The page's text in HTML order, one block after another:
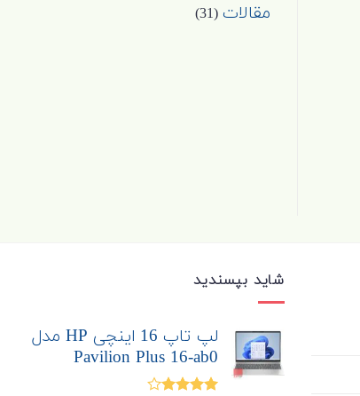
مقالات (31)
شاید بپسندید
لپ تاپ 16 اینچی HP مدل
Pavilion Plus 16-ab0